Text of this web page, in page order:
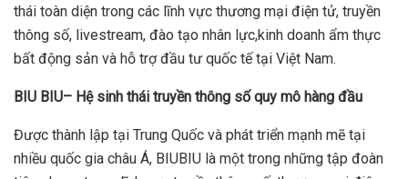
thái toàn diện trong các lĩnh vực thương mại điện tử, truyền
thông số, livestream, đào tạo nhân lực,kinh doanh ẩm thực
bất động sản và hỗ trợ đầu tư quốc tế tại Việt Nam.
BIU BIU– Hệ sinh thái truyền thông số quy mô hàng đầu
Được thành lập tại Trung Quốc và phát triển mạnh mẽ tại
nhiều quốc gia châu Á, BIUBIU là một trong những tập đoàn